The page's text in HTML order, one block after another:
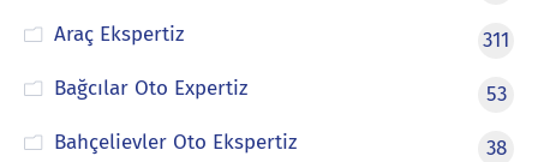
Araç Ekspertiz
311
Bağcılar Oto Expertiz
53
Bahçelievler Oto Ekspertiz
38